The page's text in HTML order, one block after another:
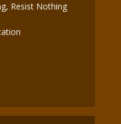
Resist Nothing